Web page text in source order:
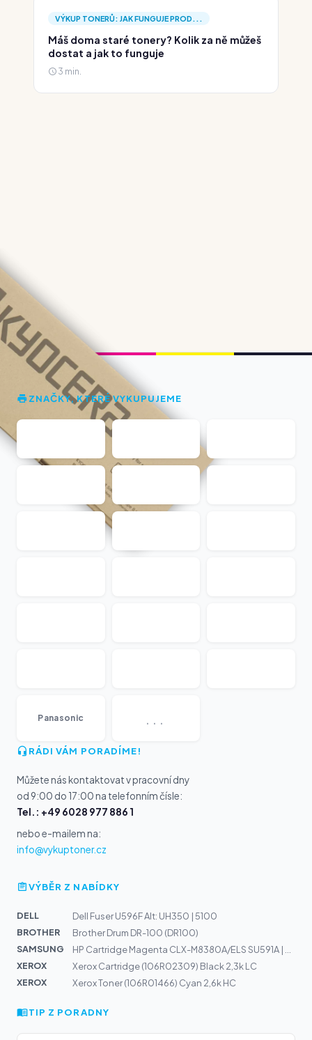
VÝKUP TONERŮ: JAK FUNGUJE PROD...
Máš doma staré tonery? Kolik za ně můžeš
dostat a jak to funguje
3 min.
ZNAČKY, KTERÉ VYKUPUJEME
Panasonic ...
RÁDI VÁM PORADÍME!
Můžete nás kontaktovat v pracovní dny
od 9:00 do 17:00 na telefonním čísle:
Tel.: +49 6028 977 886 1
nebo e-mailem na:
info@vykuptoner.cz
VÝBĚR Z NABÍDKY
DELL
Dell Fuser U596F Alt: UH350 | 5100
BROTHER
Brother Drum DR-100 (DR100)
SAMSUNG
XEROX
Xerox Cartridge (106R02309) Black 2,3k LC
XEROX
Xerox Toner (106R01466) Cyan 2,6k HC
TIP Z PORADNY